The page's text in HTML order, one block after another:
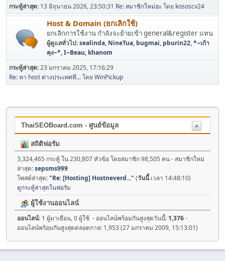
กระทู้ล่าสุด: 13 มิถุนายน 2026, 23:50:31 Re: สมาชิกใหม่ฮะโดย kososcv24
Host & Domain (ยกเลิกใช้)
ยกเลิกการใช้งาน กำลังจะย้ายเข้า general&register แทน
ผู้ดูแลทั่วไป:sealinda, NineTua, bugmai, pburin22,*~เก้า
คุง~*,I~Beau, khanom
กระทู้ล่าสุด:23 มกราคม 2025, 17:16:29
Re: หา host ต่างประเทศที...โดย WinPickup
ThaiSEOBoard.com - ศูนย์ข้อมูล
สถิติฟอรัม
3,324,465 กระทู้ ใน 230,807 หัวข้อ โดยสมาชิก 98,505 คน - สมาชิกใหม่
ล่าสุด:sepsms999
โพสต์ล่าสุด:"Re: [Hosting] Hostneverd..." (วันนี้เวลา 14:48:10)
ดูกระทู้ล่าสุดในฟอรัม
ผู้ใช้งานออนไลน์
ออนไลน์: 1 ผู้มาเยือน, 0 ผู้ใช้ - ออนไลน์พร้อมกันสูงสุดวันนี้: 1,376-
ออนไลน์พร้อมกันสูงสุดตลอดกาล: 1,953 (27 มกราคม 2009, 15:13:01)